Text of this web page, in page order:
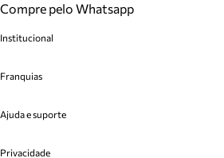
Compre pelo Whatsapp
Institucional
Cashback
Venda Corporativa
Franquias
Plano de Negócio
Ajuda e suporte
Privacidade